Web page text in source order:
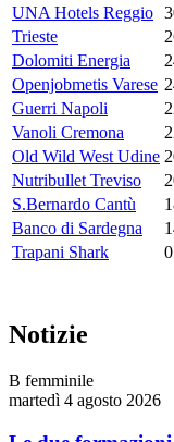
UNA Hotels Reggio
Trieste
Dolomiti Energia
Openjobmetis Varese
Guerri Napoli
Vanoli Cremona
Old Wild West Udine
Nutribullet Treviso
S.Bernardo Cantù
Banco di Sardegna
Trapani Shark
0
Notizie
B femminile
martedì 4 agosto 2026